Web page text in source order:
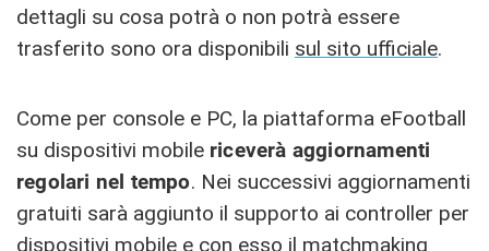
dettagli su cosa potrà o non potrà essere
trasferito sono ora disponibili sul sito ufficiale.
Come per console e PC, la piattaforma eFootball
su dispositivi mobile riceverà aggiornamenti
regolari nel tempo. Nei successivi aggiornamenti
gratuiti sarà aggiunto il supporto ai controller per
dispositivi mobile e con esso il matchmaking